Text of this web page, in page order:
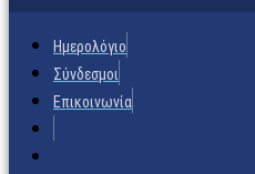
Ημερολόγιο
Σύνδεσμοι
Επικοινωνία